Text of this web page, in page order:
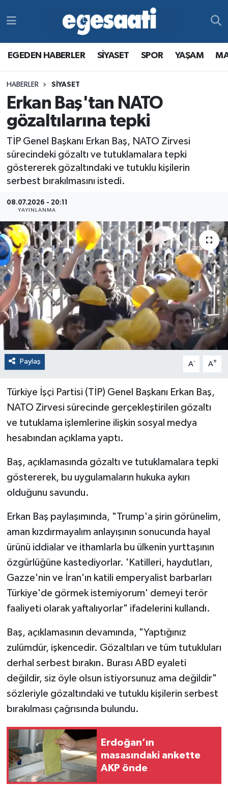
EGEDEN HABERLER SİYASET SPOR YAŞAM
HABERLER SİYASET
Erkan Baş'tan NATO
gözaltılarına tepki
TİP Genel Başkanı Erkan Baş, NATO Zirvesi
sürecindeki gözaltı ve tutuklamalara tepki
göstererek gözaltındaki ve tutuklu kişilerin
serbest bırakılmasını istedi.
08.07.2026 - 20:11
YAYINLANMA
Paylaş A- A+
Türkiye İşçi Partisi (TİP) Genel Başkanı Erkan Baş,
NATO Zirvesi sürecinde gerçekleştirilen gözaltı
ve tutuklama işlemlerine ilişkin sosyal medya
hesabından açıklama yaptı.
Baş, açıklamasında gözaltı ve tutuklamalara tepki
göstererek, bu uygulamaların hukuka aykırı
olduğunu savundu.
Erkan Baş paylaşımında, "Trump'a şirin görünelim,
aman kızdırmayalım anlayışının sonucunda hayal
ürünü iddialar ve ithamlarla bu ülkenin yurttaşının
özgürlüğüne kastediyorlar. 'Katilleri, haydutları,
Gazze'nin ve İran'ın katili emperyalist barbarları
Türkiye'de görmek istemiyorum' demeyi terör
faaliyeti olarak yaftalıyorlar" ifadelerini kullandı.
Baş, açıklamasının devamında, "Yaptığınız
zulümdür, işkencedir. Gözaltıları ve tüm tutukluları
derhal serbest bırakın. Burası ABD eyaleti
değildir, siz öyle olsun istiyorsunuz ama değildir"
sözleriyle gözaltındaki ve tutuklu kişilerin serbest
bırakılması çağrısında bulundu.
Erdoğan’ın
masasındaki ankette
AKP önde
MAGAZİN
RESMİ REKLAMLAR
YAŞAM
MAGAZİN
RESMİ REKLAMLAR
Tüm Manşetler
Son Dakika Haberleri
Haber Arşivi